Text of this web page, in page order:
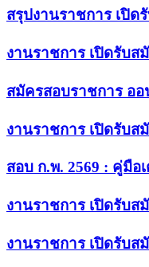
สรุปงานราชการ เปิด
งานราชการ เปิดรับส
สมัครสอบราชการ อ
งานราชการ เปิดรับส
สอบ ก.พ. 2569 : คู่มือ
งานราชการ เปิดรับ
งานราชการ เปิดรับส